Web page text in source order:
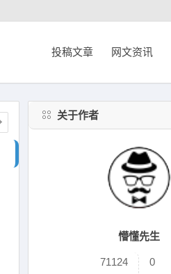
投稿文章 网文资讯
关于作者
懵懂先生
71124
0